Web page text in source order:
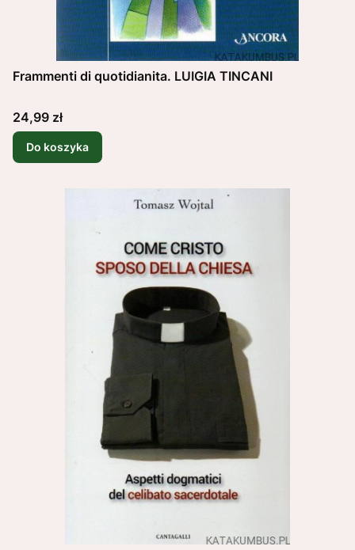
Frammenti di quotidianita. LUIGIA TINCANI
Cena
24,99 zł
Do koszyka